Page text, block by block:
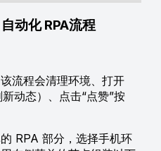
动化 RPA流程
程会清理环境、打开
动态）、点击“点赞”按
RPA 部分，选择手机环